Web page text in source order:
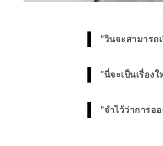
"วินจะสามารถ
"นี่จะเป็นเรื่อง
"จำไว้ว่าการอ